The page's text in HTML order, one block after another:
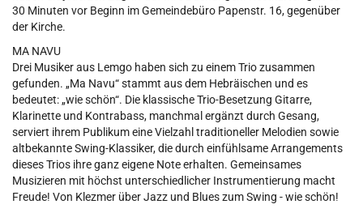
30 Minuten vor Beginn im Gemeindebüro Papenstr. 16, gegenüber
der Kirche.
MA NAVU
Drei Musiker aus Lemgo haben sich zu einem Trio zusammen
gefunden. „Ma Navu“ stammt aus dem Hebräischen und es
bedeutet: „wie schön“. Die klassische Trio-Besetzung Gitarre,
Klarinette und Kontrabass, manchmal ergänzt durch Gesang,
serviert ihrem Publikum eine Vielzahl traditioneller Melodien sowie
altbekannte Swing-Klassiker, die durch einfühlsame Arrangements
dieses Trios ihre ganz eigene Note erhalten. Gemeinsames
Musizieren mit höchst unterschiedlicher Instrumentierung macht
Freude! Von Klezmer über Jazz und Blues zum Swing - wie schön!